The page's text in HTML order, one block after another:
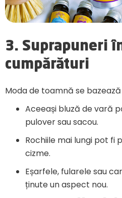
3. Suprapuneri
cumpărături
Moda de toamnă se
Aceeași bluză de vară
pulover sau sacou.
Rochiile mai lungi pot fi
cizme.
Eșarfele, fularele sau
ținute un aspect nou.